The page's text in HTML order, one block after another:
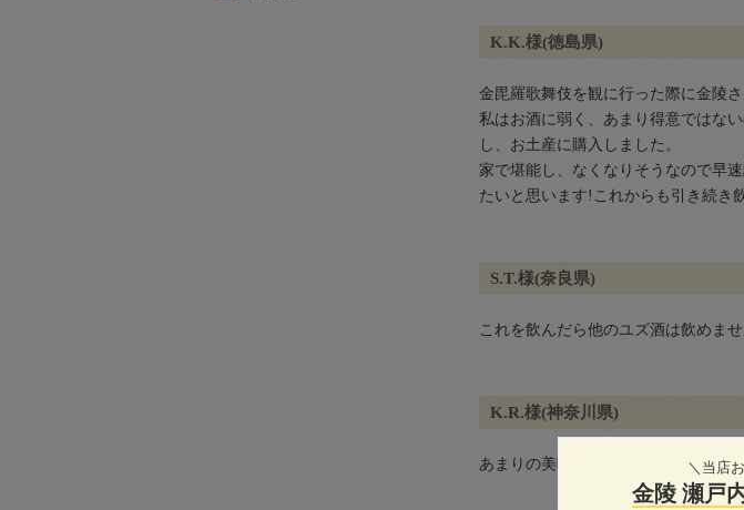
K.K.様(徳島県)
金毘羅歌舞伎を観に行った際に金陵
私はお酒に弱く、あまり得意ではな
し、お土産に購入しました。
家で堪能し、なくなりそうなので早
たいと思います!これからも引き続き
S.T.様(奈良県)
これを飲んだら他のユズ酒は飲めませ
K.R.様(神奈川県)
あまりの美味しさに、さっそく知り
＼当店
金陵 瀬戸